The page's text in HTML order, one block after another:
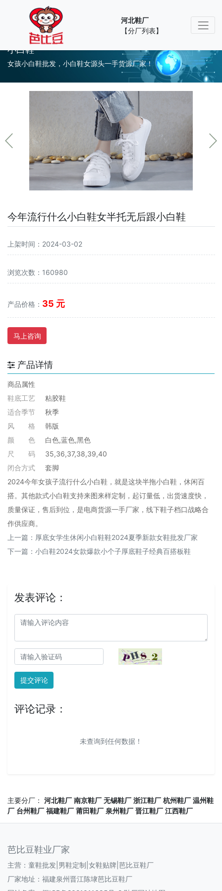
河北鞋厂
【分厂列表】
小白鞋
女孩小白鞋批发，小白鞋女源头一手货源厂家！
今年流行什么小白鞋女半托无后跟小白鞋
上架时间：2024-03-02
浏览次数：160980
产品价格： 35 元
马上咨询
产品详情
商品属性
鞋底工艺
粘胶鞋
适合季节
秋季
风 格
韩版
颜
色
白色,蓝色,黑色
尺
码
35,36,37,38,39,40
闭合方式
套脚
2024今年女孩子流行什么小白鞋，就是这块半拖小白鞋，休闲百
搭。其他款式小白鞋支持来图来样定制，起订量低，出货速度快，
质量保证，售后到位，是电商货源一手厂家，线下鞋子档口战略合
作供应商。
上一篇： 厚底女学生休闲小白鞋鞋2024夏季新款女鞋批发厂家
下一篇： 小白鞋2024女款爆款小个子厚底鞋子经典百搭板鞋
发表评论：
提交评论
评论记录：
未查询到任何数据！
主要分厂： 河北鞋厂 南京鞋厂 无锡鞋厂 浙江鞋厂 杭州鞋厂 温州鞋
厂 台州鞋厂 福建鞋厂 莆田鞋厂 泉州鞋厂 晋江鞋厂 江西鞋厂
芭比豆鞋业厂家
主营：童鞋批发|男鞋定制|女鞋贴牌|芭比豆鞋厂
厂家地址：福建泉州晋江陈埭芭比豆鞋厂